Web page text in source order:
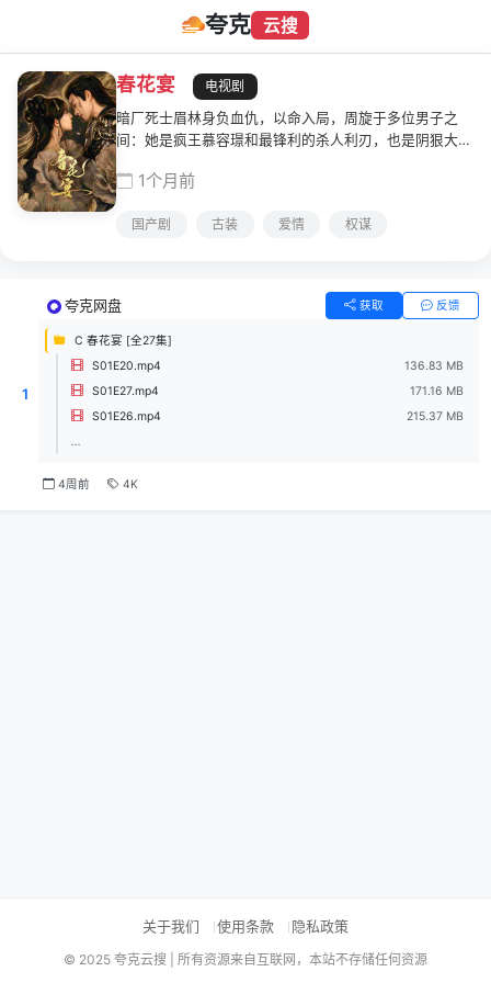
夸克 云搜
春花宴
电视剧
暗厂死士眉林身负血仇，以命入局，周旋于多位男子之
间：她是疯王慕容璟和最锋利的杀人利刃，也是阴狠大皇
场关于利用与深情的修罗场，在皇权博弈中凄美上演。
1个月前
国产剧 古装 爱情 权谋
1
夸克网盘 获取 反馈
C 春花宴 [全27集]
S01E20.mp4
136.83 MB
S01E27.mp4
171.16 MB
S01E26.mp4
215.37 MB
...
4周前 4K
关于我们 使用条款 隐私政策
© 2025 夸克云搜 | 所有资源来自互联网，本站不存储任何资源